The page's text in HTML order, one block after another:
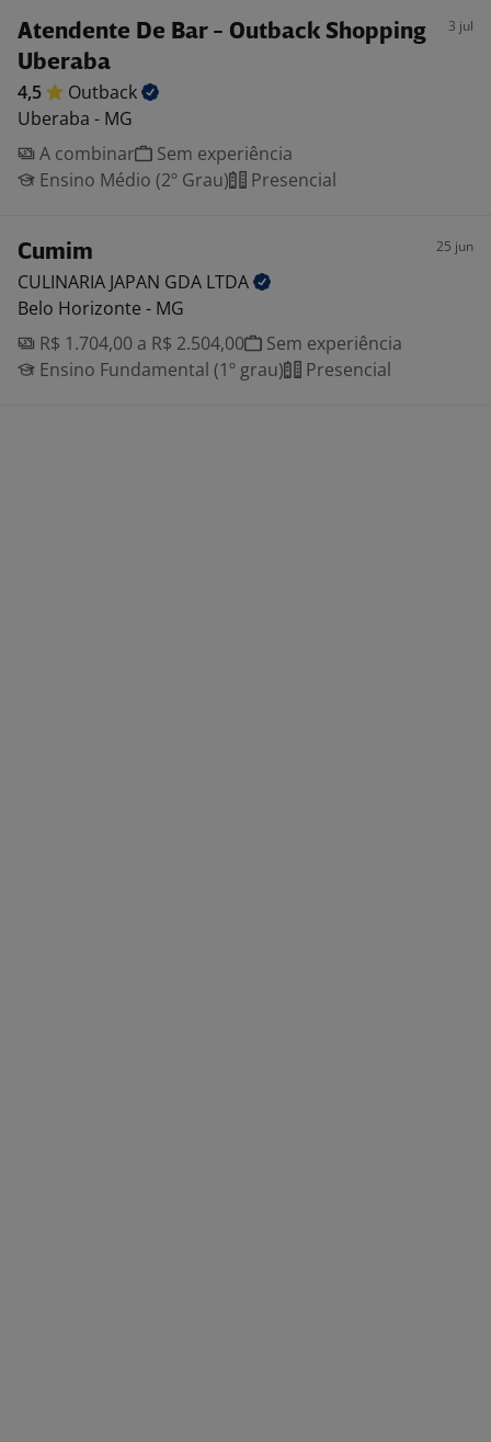
Atendente De Bar - Outback Shopping
Uberaba
3 jul
4,5
Outback
Uberaba - MG
A combinar
Sem experiência
Ensino Médio (2º Grau)
Presencial
Cumim 25 jun
CULINARIA JAPAN GDA LTDA
Belo Horizonte - MG
R$ 1.704,00 a R$ 2.504,00
Sem experiência
Ensino Fundamental (1º grau)
Presencial